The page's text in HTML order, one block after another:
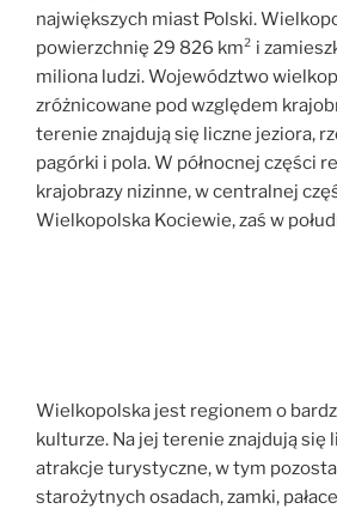
największych miast Polski.
powierzchnię 29 826 km² i
miliona ludzi. Województwo
zróżnicowane pod względem
terenie znajdują się liczne jeziora,
pagórki i pola. W północnej części
krajobrazy nizinne, w centralnej
Wielkopolska Kociewie, zaś w
Wielkopolska jest regionem o
kulturze. Na jej terenie znajdują się
atrakcje turystyczne, w tym
starożytnych osadach, zamki,